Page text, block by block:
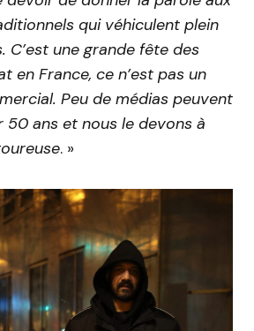
qui véhiculent plein
C’est une grande fête des
en France, ce n’est pas un
Peu de médias peuvent
50 ans et nous le devons à
. »